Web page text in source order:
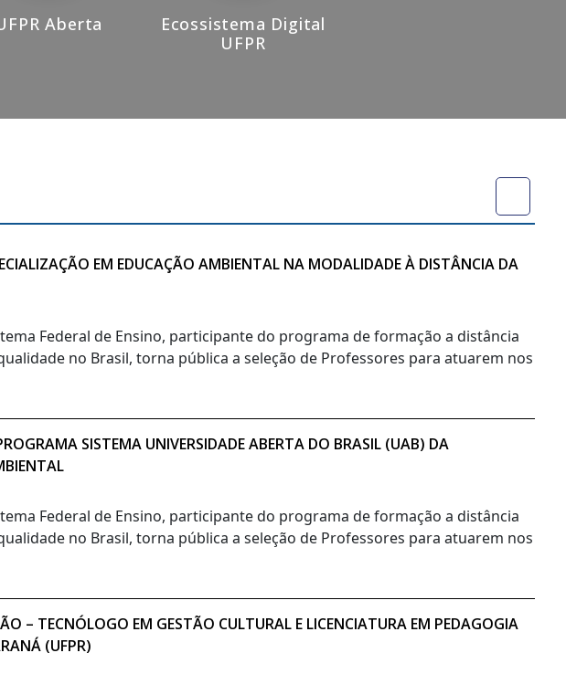
Aberta
Ecossistema Digital
UFPR
EM EDUCAÇÃO AMBIENTAL NA MODALIDADE À DISTÂNCIA DA
Federal de Ensino, participante do programa de formação a distância
no Brasil, torna pública a seleção de Professores para atuarem nos
SISTEMA UNIVERSIDADE ABERTA DO BRASIL (UAB) DA
Federal de Ensino, participante do programa de formação a distância
no Brasil, torna pública a seleção de Professores para atuarem nos
– TECNÓLOGO EM GESTÃO CULTURAL E LICENCIATURA EM PEDAGOGIA
(UFPR)